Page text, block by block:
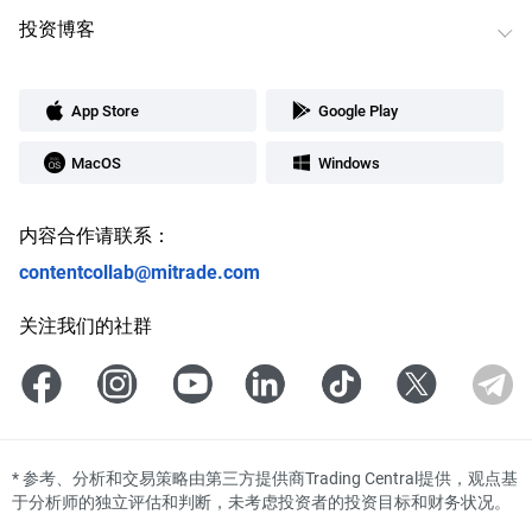
投资博客
App Store Google Play
MacOS Windows
内容合作请联系：
contentcollab@mitrade.com
关注我们的社群
*参考、分析和交易策略由第三方提供商Trading Central提供，观点基
于分析师的独立评估和判断，未考虑投资者的投资目标和财务状况。